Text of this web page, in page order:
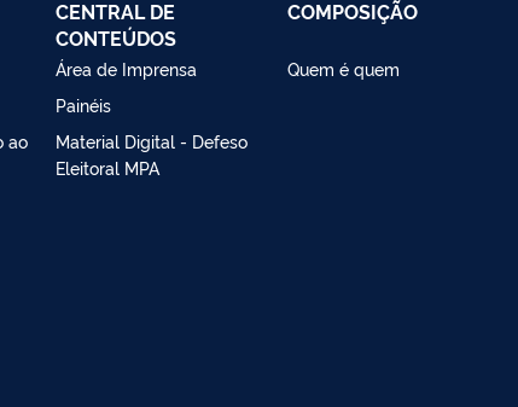
ao
CENTRAL DE
CONTEÚDOS
Área de Imprensa
Painéis
Material Digital - Defeso
Eleitoral MPA
COMPOSIÇÃO
Quem é quem